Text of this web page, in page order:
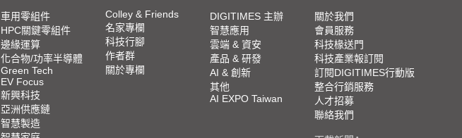
車用零組件
HPC關鍵零組件
邊緣運算
化合物/功率半導體
Green Tech
EV Focus
新興科技
亞洲供應鏈
智慧製造
Colley & Friends
名家專欄
科技行腳
作者群
關於專欄
DIGITIMES 主辦
智慧應用
雲端 & 資安
產品 & 研發
AI & 創新
其他
AI EXPO Taiwan
關於我們
會員服務
科技椽送門
科技產業報訂閱
訂閱DIGITIMES行動版
整合行銷服務
人才招募
聯絡我們